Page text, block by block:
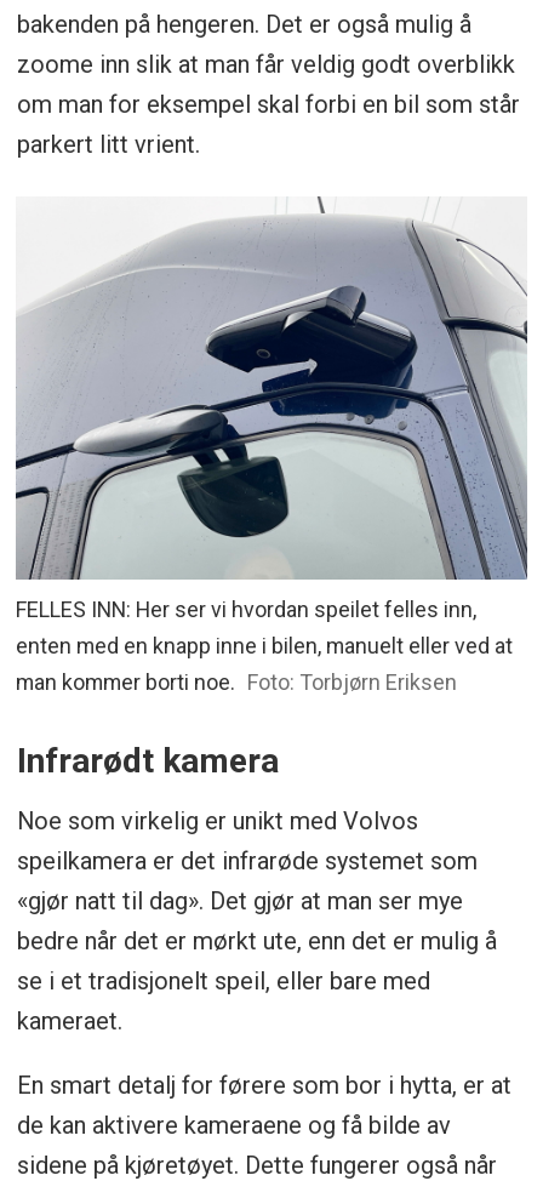
bakenden på hengeren. Det er også mulig å
zoome inn slik at man får veldig godt overblikk
om man for eksempel skal forbi en bil som står
parkert litt vrient.
FELLES INN: Her ser vi hvordan speilet felles inn,
enten med en knapp inne i bilen, manuelt eller ved at
man kommer borti noe. Foto: Torbjørn Eriksen
Infrarødt kamera
Noe som virkelig er unikt med Volvos
speilkamera er det infrarøde systemet som
«gjør natt til dag». Det gjør at man ser mye
bedre når det er mørkt ute, enn det er mulig å
se i et tradisjonelt speil, eller bare med
kameraet.
En smart detalj for førere som bor i hytta, er at
de kan aktivere kameraene og få bilde av
sidene på kjøretøyet. Dette fungerer også når